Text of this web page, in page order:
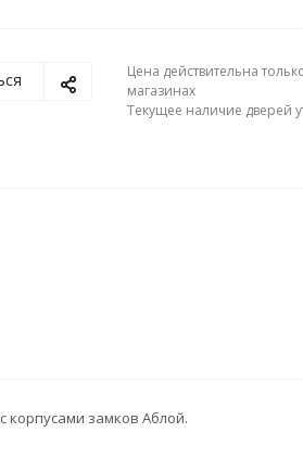
Цена действительна
магазинах
Текущее наличие дверей
корпусами замков Аблой.